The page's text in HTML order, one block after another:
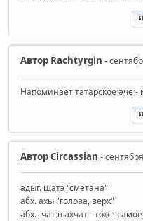
Автор Rachtyrgin -
Напоминает татарское әче -
АвторCircassian -
адыг. щатэ "сметана"
абх. ахы "голова, верх"
абх. -чат в ахчат - тоже